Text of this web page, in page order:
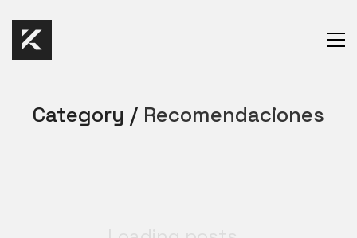
Category / Recomendaciones